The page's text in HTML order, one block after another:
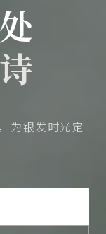
为银发时光定